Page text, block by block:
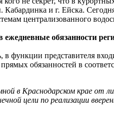
Кабардинка и г. Ейска.
централизованного
ежедневные обязанности
в функции представителя
обязанностей в
в Краснодарском крае от
цели по реализации